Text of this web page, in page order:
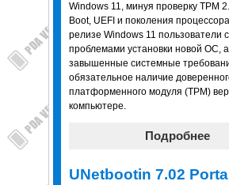
Windows 11, минуя проверку TPM
Boot, UEFI и поколения
релизе Windows 11 пользователи
проблемами установки новой ОС,
завышенные системные
обязательное наличие
платформенного модуля (TPM)
компьютере.
Подробнее
UNetbootin 7.02